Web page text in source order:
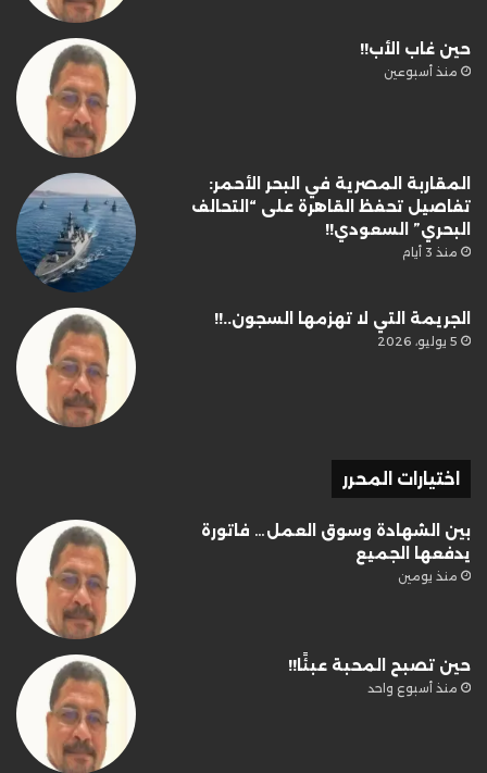
حين غاب الأب!!
منذ أسبوعين
المقاربة المصرية في البحر الأحمر:
تفاصيل تحفظ القاهرة على “التحالف
البحري” السعودي!!
منذ 3 أيام
الجريمة التي لا تهزمها السجون..!!
5 يوليو، 2026
اختيارات المحرر
بين الشهادة وسوق العمل… فاتورة
يدفعها الجميع
منذ يومين
حين تصبح المحبة عبئًا!!
منذ أسبوع واحد